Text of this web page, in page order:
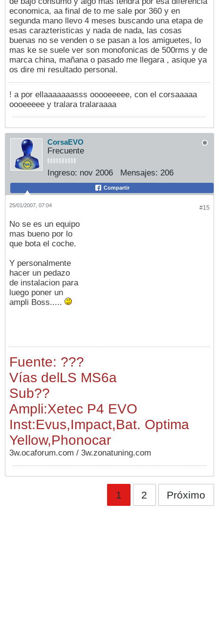
economica, aa final de to me sale por 360 y en
segunda mano llevo 4 meses buscando una etapa de
esas carazteristicas y nada de nada, las cosas
buenas no se venden o se pasan a los amiguetes, lo
mas ke se suele ver son monofonicas de 500rms y de
marca china, mañana o pasado me llegara , asique ya
os dire mi resultado personal.
! a por ellaaaaaaasss ooooeeeee, con el corsaaaaa
oooeeeee y tralara tralaraaaa
CorsaEVO
Frecuente
Ingreso: nov 2006 Mensajes: 206
Compartir
#15
25/01/2007, 07:04
No se es un equipo
mas bueno por lo
que bota el coche.
Y personalmente
hacer un pedazo
de instalacion para
luego poner un
ampli Boss.....
Fuente: ???
Vías delLS MS6a
Sub??
Ampli:Xetec P4 EVO
Inst:Evus,Impact,Bat. Optima
Yellow,Phonocar
3w.ocaforum.com / 3w.zonatuning.com
1 2 Próximo